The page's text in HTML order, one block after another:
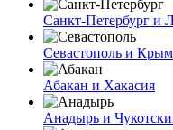
Санкт-Петербург и
Севастополь и Крым
Абакан и Хакасия
Анадырь и